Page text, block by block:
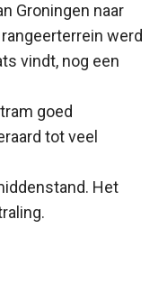
Groningen naar
werd
vindt, nog een
goed
tot veel
Het